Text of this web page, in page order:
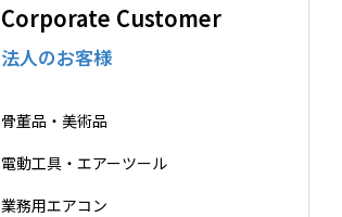
Corporate Customer
法人のお客様
骨董品・美術品
電動工具・エアーツール
業務用エアコン